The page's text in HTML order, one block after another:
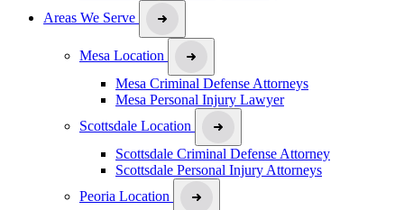
Areas We Serve
Mesa Location
Mesa Criminal Defense Attorneys
Mesa Personal Injury Lawyer
Scottsdale Location
Scottsdale Criminal Defense Attorney
Scottsdale Personal Injury Attorneys
Peoria Location